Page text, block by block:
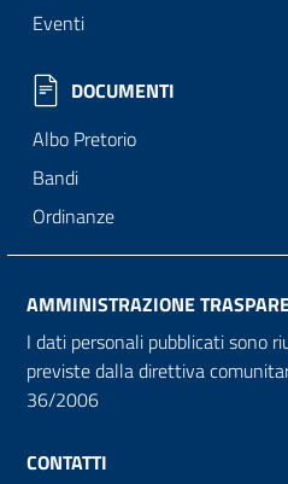
Eventi
DOCUMENTI
Albo Pretorio
Bandi
Ordinanze
AMMINISTRAZIONE
I dati personali pubblicati sono
previste dalla direttiva
36/2006
CONTATTI